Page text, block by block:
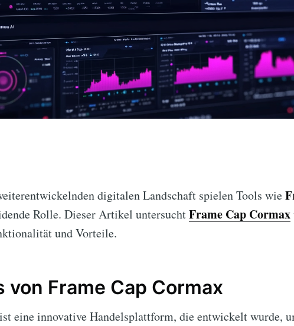
digitalen Landschaft spielen Tools wie
Rolle. Dieser Artikel untersuchtFrame Cap Cormax
und Vorteile.
von Frame Cap Cormax
ist eine innovative Handelsplattform, die entwickelt wurde,